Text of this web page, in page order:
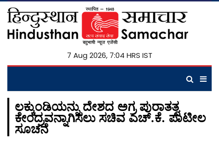
7 Aug 2026, 7:04 HRS IST
ಲಕ್ಕುಂಡಿಯನ್ನು ದೇಶದ ಅಗ್ರ ಪುರಾತತ್ವ
ಕೇಂದ್ರವನ್ನಾಗಿಸಲು ಸಚಿವ ಎಚ್.ಕೆ. ಪಾಟೀಲ
ಸೂಚನೆ